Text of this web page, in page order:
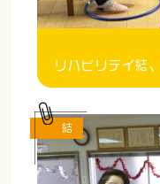
リハビリデイ結
結